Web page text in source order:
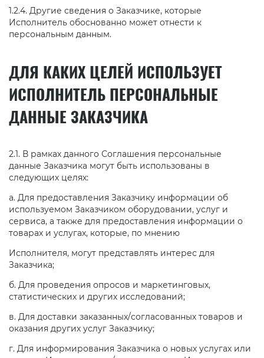
1.2.4. Другие сведения о Заказчике, которые
Исполнитель обоснованно может отнести к
персональным данным.
ДЛЯ КАКИХ ЦЕЛЕЙ ИСПОЛЬЗУЕТ
ИСПОЛНИТЕЛЬ ПЕРСОНАЛЬНЫЕ
ДАННЫЕ ЗАКАЗЧИКА
2.1. В рамках данного Соглашения персональные
данные Заказчика могут быть использованы в
следующих целях:
а. Для предоставления Заказчику информации об
используемом Заказчиком оборудовании, услуг и
сервиса, а также для предоставления информации о
товарах и услугах, которые, по мнению
Исполнителя, могут представлять интерес для
Заказчика;
б. Для проведения опросов и маркетинговых,
статистических и других исследований;
в. Для доставки заказанных/согласованных товаров и
оказания других услуг Заказчику;
г. Для информирования Заказчика о новых услугах или